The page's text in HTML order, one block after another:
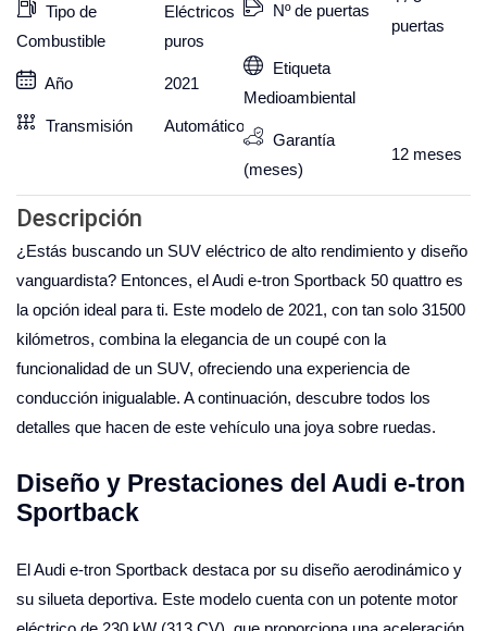
Tipo de
Combustible
Eléctricos
puros
Año 2021
Transmisión Automático
Nº de puertas
puertas
Etiqueta
Medioambiental
Garantía
(meses)
12 meses
Descripción
¿Estás buscando un SUV eléctrico de alto rendimiento y diseño
vanguardista? Entonces, el Audi e-tron Sportback 50 quattro es
la opción ideal para ti. Este modelo de 2021, con tan solo 31500
kilómetros, combina la elegancia de un coupé con la
funcionalidad de un SUV, ofreciendo una experiencia de
conducción inigualable. A continuación, descubre todos los
detalles que hacen de este vehículo una joya sobre ruedas.
Diseño y Prestaciones del Audi e-tron
Sportback
El Audi e-tron Sportback destaca por su diseño aerodinámico y
su silueta deportiva. Este modelo cuenta con un potente motor